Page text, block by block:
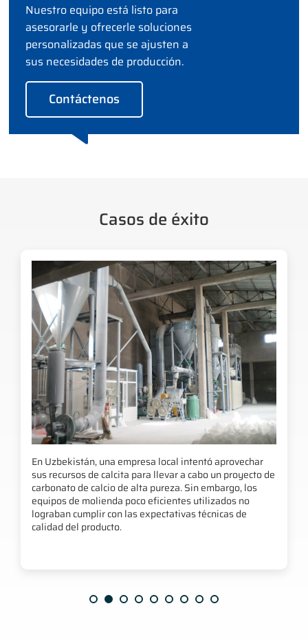
Nuestro equipo está listo para
asesorarle y ofrecerle soluciones
personalizadas que se ajusten a
sus necesidades de producción.
Contáctenos
Casos de éxito
En Uzbekistán, una empresa local intentó aprovechar
sus recursos de calcita para llevar a cabo un proyecto de
carbonato de calcio de alta pureza. Sin embargo, los
equipos de molienda poco eficientes utilizados no
lograban cumplir con las expectativas técnicas de
calidad del producto.